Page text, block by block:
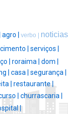
agro | verbo | noticias
cimento | serviços |
| roraima | dom |
| casa | segurança |
| restaurante |
| churrascaria |
|